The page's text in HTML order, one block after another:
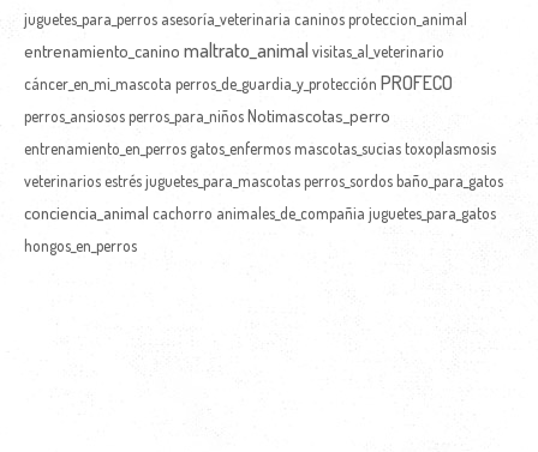
juguetes_para_perros asesoría_veterinaria caninosproteccion_animal
entrenamiento_canino maltrato_animal visitas_al_veterinario
cáncer_en_mi_mascota perros_de_guardia_y_protección PROFECO
perros_ansiosos perros_para_niñosNotimascotas_perro
entrenamiento_en_perros gatos_enfermos mascotas_sucias toxoplasmosis
veterinarios estrésjuguetes_para_mascotas perros_sordos baño_para_gatos
conciencia_animal cachorro animales_de_compañia juguetes_para_gatos
hongos_en_perros